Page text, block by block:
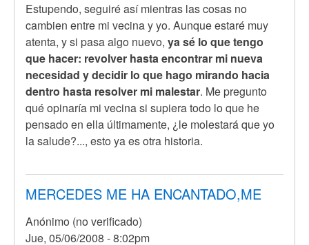
Estupendo, seguiré así mientras las cosas no
cambien entre mi vecina y yo. Aunque estaré muy
atenta, y si pasa algo nuevo, ya sé lo que tengo
que hacer: revolver hasta encontrar mi nueva
necesidad y decidir lo que hago mirando hacia
dentro hasta resolver mi malestar. Me pregunto
qué opinaría mi vecina si supiera todo lo que he
pensado en ella últimamente, ¿le molestará que yo
la salude?..., esto ya es otra historia.
MERCEDES ME HA ENCANTADO,ME
Anónimo (no verificado)
Jue, 05/06/2008 - 8:02pm